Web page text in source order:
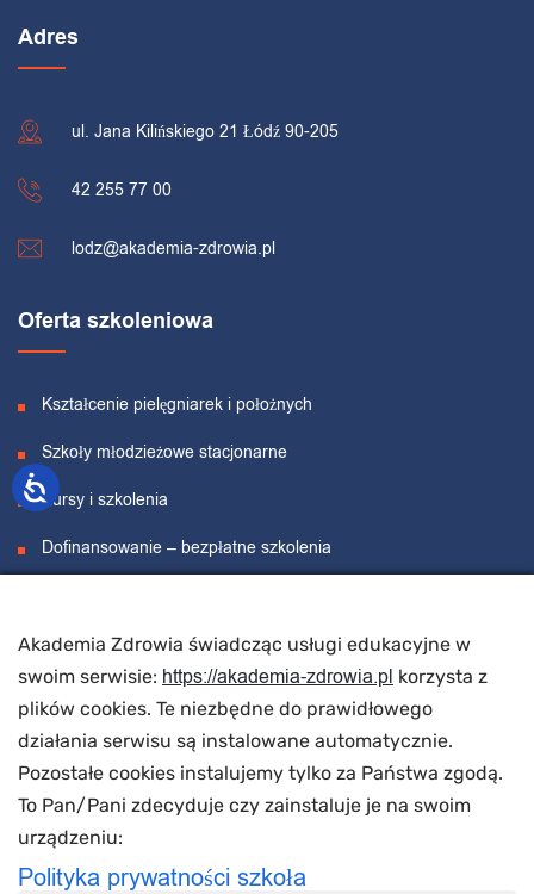
Adres
ul. Jana Kilińskiego 21 Łódź 90-205
42 255 77 00
lodz@akademia-zdrowia.pl
Oferta szkoleniowa
Kształcenie pielęgniarek i położnych
Szkoły młodzieżowe stacjonarne
Kursy i szkolenia
Dofinansowanie – bezpłatne szkolenia
O nas
O nas
Wynajem sal
Akademia Zdrowia świadcząc usługi edukacyjne w
swoim serwisie: https://akademia-zdrowia.pl korzysta z
plików cookies. Te niezbędne do prawidłowego
działania serwisu są instalowane automatycznie.
Pozostałe cookies instalujemy tylko za Państwa zgodą.
To Pan/Pani zdecyduje czy zainstaluje je na swoim
urządzeniu:
Polityka prywatności szkoła